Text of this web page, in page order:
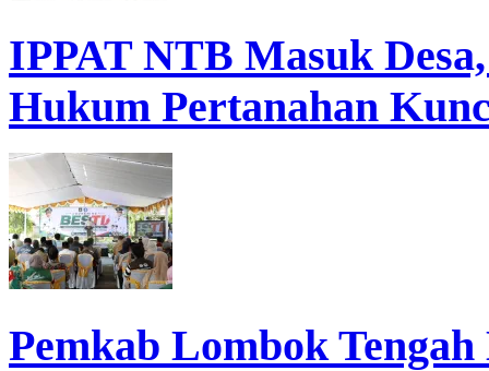
IPPAT NTB Masuk
Hukum Pertanahan
Pemkab Lombok